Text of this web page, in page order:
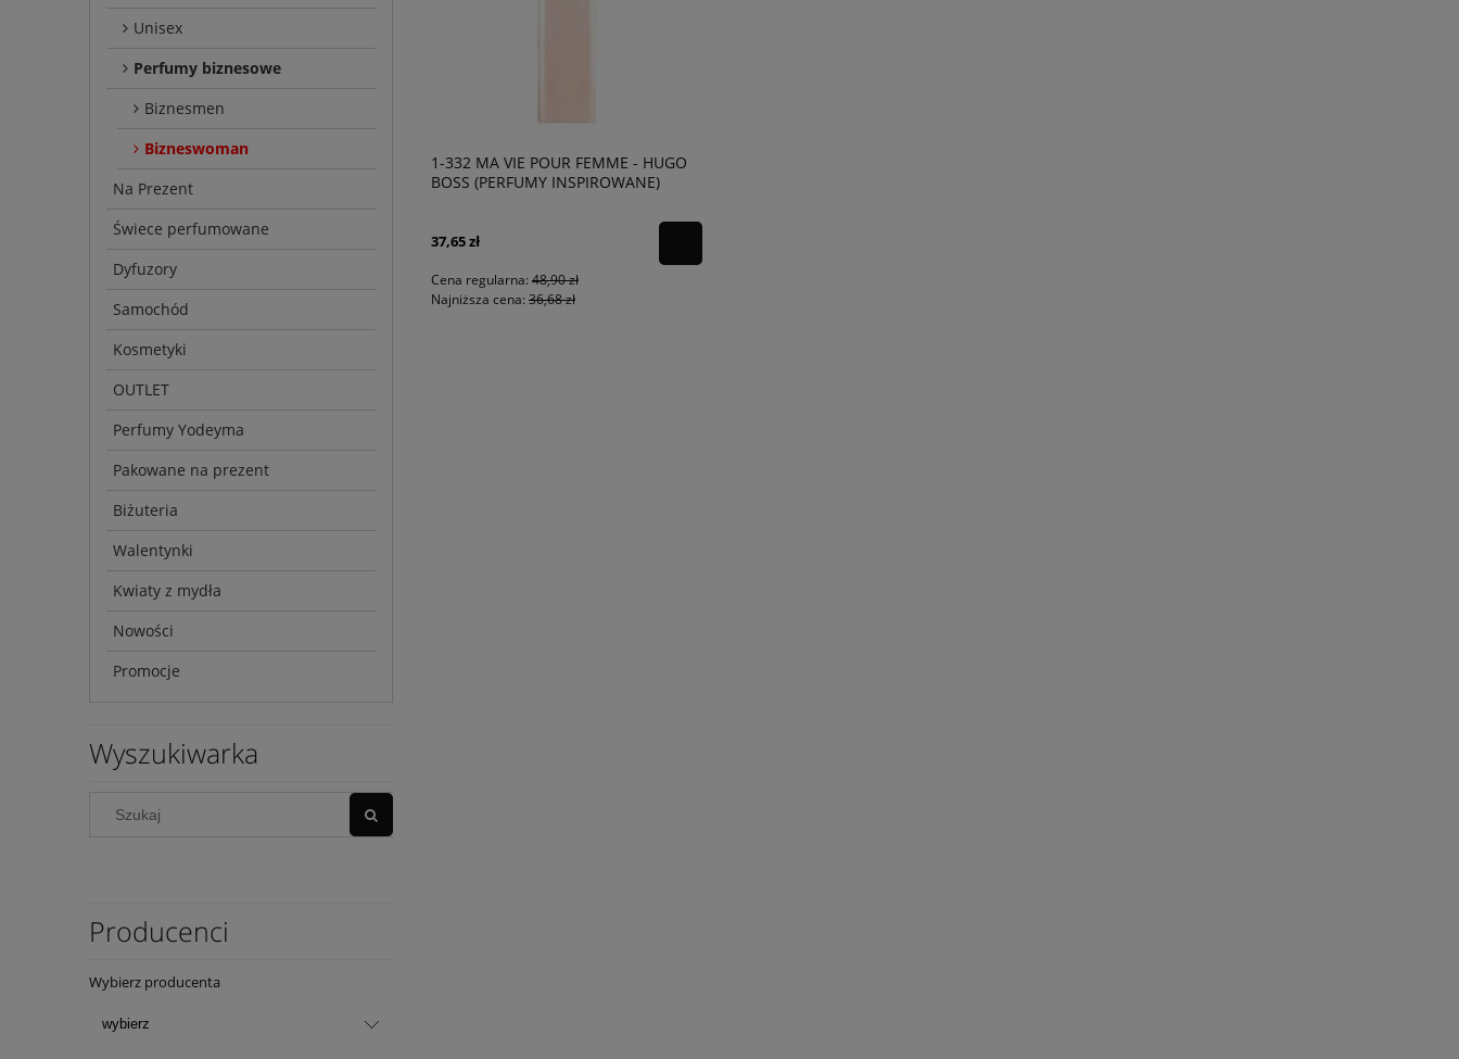
Unisex
Perfumy biznesowe
Biznesmen
Bizneswoman
Na Prezent
Świece perfumowane
Dyfuzory
Samochód
Kosmetyki
OUTLET
Perfumy Yodeyma
Pakowane na prezent
Biżuteria
Walentynki
Kwiaty z mydła
Nowości
Promocje
Wyszukiwarka
Producenci
Wybierz producenta
1-332 MA VIE POUR FEMME - HUGO
BOSS (PERFUMY INSPIROWANE)
37,65 zł
Cena regularna: 48,90 zł
Najniższa cena: 36,68 zł